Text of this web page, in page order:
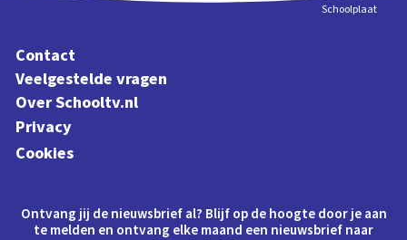
Schoolplaat
Contact
Veelgestelde vragen
Over Schooltv.nl
Privacy
Cookies
Ontvang jij de nieuwsbrief al? Blijf op de hoogte door je aan
te melden en ontvang elke maand een nieuwsbrief naar